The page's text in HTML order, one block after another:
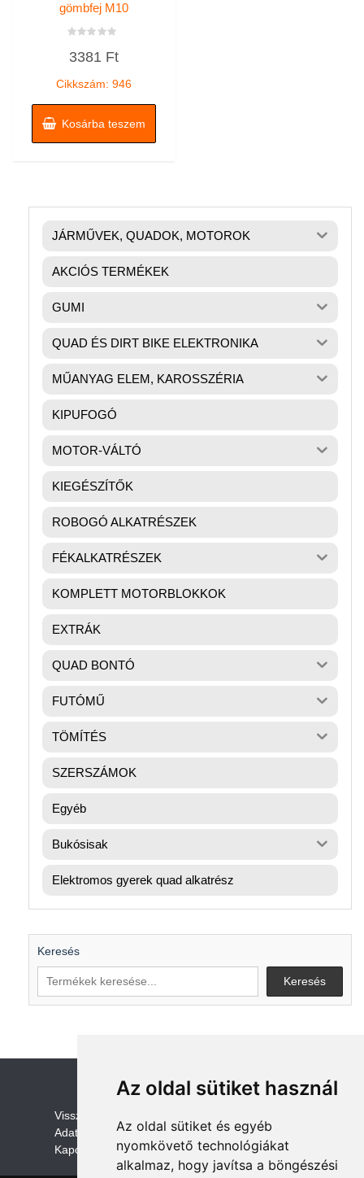
Az oldal sütiket használ
Az oldal sütiket és egyéb
nyomkövető technológiákat
alkalmaz, hogy javítsa a böngészési
gömbfej M10
0
3381 Ft
Cikkszám: 946
Kosárba teszem
JÁRMŰVEK, QUADOK, MOTOROK
AKCIÓS TERMÉKEK
GUMI
QUAD ÉS DIRT BIKE ELEKTRONIKA
MŰANYAG ELEM, KAROSSZÉRIA
KIPUFOGÓ
MOTOR-VÁLTÓ
KIEGÉSZÍTŐK
ROBOGÓ ALKATRÉSZEK
FÉKALKATRÉSZEK
KOMPLETT MOTORBLOKKOK
EXTRÁK
QUAD BONTÓ
FUTÓMŰ
TÖMÍTÉS
SZERSZÁMOK
Egyéb
Bukósisak
Elektromos gyerek quad alkatrész
Keresés
Keresés
Visszaküldési és visszatérítési szabályza
Adatvédelem /GDPR
Kapcsolat